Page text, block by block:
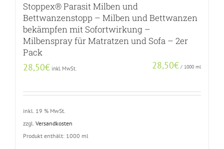
Stoppex® Parasit Milben und
Bettwanzenstopp – Milben und Bettwanzen
bekämpfen mit Sofortwirkung –
Milbenspray für Matratzen und Sofa – 2er
Pack
28,50€ inkl. MwSt. 28,50€ / 1000 ml
inkl. 19 % MwSt.
zzgl. Versandkosten
Produkt enthält: 1000 ml